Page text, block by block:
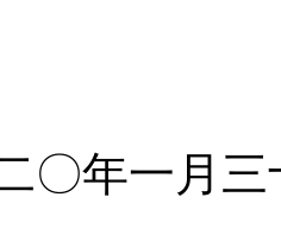
〇年一月